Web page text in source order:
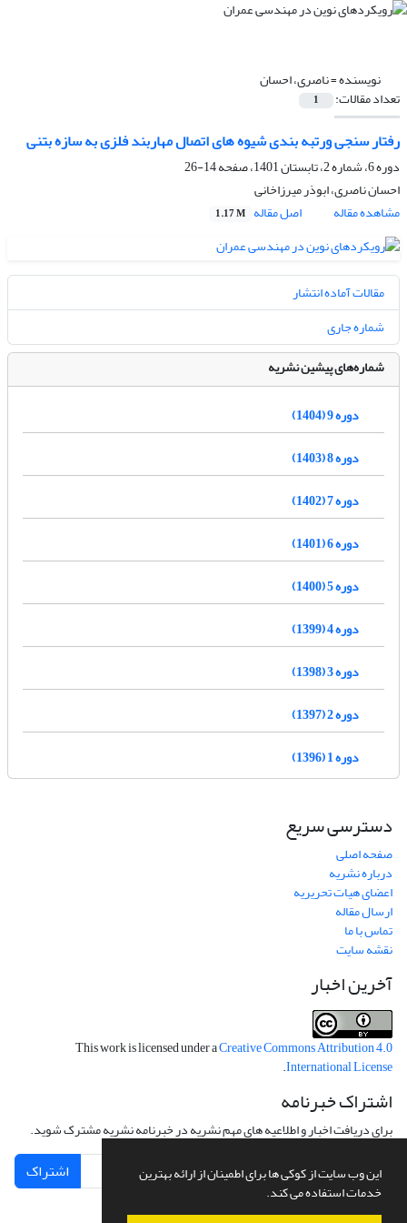
این وب سایت از کوکی ها برای اطمینان از ارائه بهترین
خدمات استفاده می کند.
نویسنده =ناصری، احسان
تعداد مقالات: 1
رفتار سنجی ورتبه بندی شیوه های اتصال مهاربند فلزی به سازه بتنی
دوره 6، شماره 2، تابستان 1401، صفحه
14-26
احسان ناصری، ابوذر میرزاخانی
مشاهده مقاله
اصل مقاله 1.17 M
مقالات آماده انتشار
شماره جاری
شماره‌های پیشین نشریه
دوره 9 (1404)
دوره 8 (1403)
دوره 7 (1402)
دوره 6 (1401)
دوره 5 (1400)
دوره 4 (1399)
دوره 3 (1398)
دوره 2 (1397)
دوره 1 (1396)
دسترسی سریع
صفحه اصلی
درباره نشریه
اعضای هیات تحریریه
ارسال مقاله
تماس با ما
نقشه سایت
آخرین اخبار
This work is licensed under aCreative Commons Attribution 4.0
International License
.
اشتراک خبرنامه
برای دریافت اخبار و اطلاعیه های مهم نشریه در خبرنامه نشریه مشترک شوید.
اشتراک